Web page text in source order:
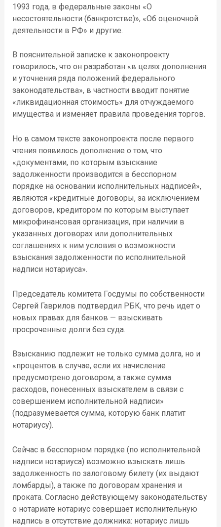
1993 года, в федеральные законы «О
несостоятельности (банкротстве)», «Об оценочной
деятельности в РФ» и другие.
В пояснительной записке к законопроекту
говорилось, что он разработан «в целях дополнения
и уточнения ряда положений федерального
законодательства», в частности вводит понятие
«ликвидационная стоимость» для отчуждаемого
имущества и изменяет правила проведения торгов.
Но в самом тексте законопроекта после первого
чтения появилось дополнение о том, что
«документами, по которым взыскание
задолженности производится в бесспорном
порядке на основании исполнительных надписей»,
являются «кредитные договоры, за исключением
договоров, кредитором по которым выступает
микрофинансовая организация, при наличии в
указанных договорах или дополнительных
соглашениях к ним условия о возможности
взыскания задолженности по исполнительной
надписи нотариуса».
Председатель комитета Госдумы по собственности
Сергей Гаврилов подтвердил РБК, что речь идет о
новых правах для банков — взыскивать
просроченные долги без суда.
Взысканию подлежит не только сумма долга, но и
«процентов в случае, если их начисление
предусмотрено договором, а также сумма
расходов, понесенных взыскателем в связи с
совершением исполнительной надписи»
(подразумевается сумма, которую банк платит
нотариусу).
Сейчас в бесспорном порядке (по исполнительной
надписи нотариуса) возможно взыскать лишь
задолженность по залоговому билету (их выдают
ломбарды), а также по договорам хранения и
проката. Согласно действующему законодательству
о нотариате нотариус совершает исполнительную
надпись в отсутствие должника: нотариус лишь